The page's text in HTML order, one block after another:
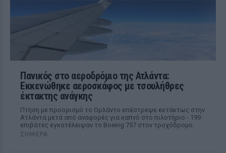
Πανικός στο αεροδρόμιο της Ατλάντα:
Εκκενώθηκε αεροσκάφος με τσουλήθρες
έκτακτης ανάγκης
Πτήση με προορισμό το Ορλάντο επέστρεψε εκτάκτως στην
Ατλάντα μετά από αναφορές για καπνό στο πιλοτήριο - 199
επιβάτες εγκατέλειψαν το Boeing 757 στον τροχόδρομο.
ΣΉΜΕΡΑ